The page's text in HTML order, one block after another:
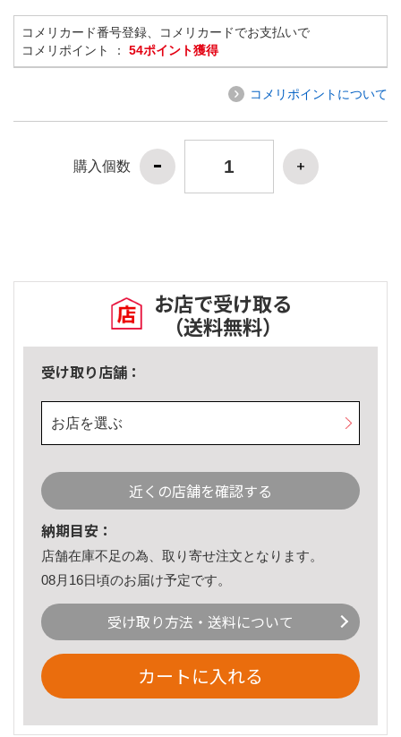
コメリカード番号登録、コメリカードでお支払いで
コメリポイント ： 54ポイント獲得
コメリポイントについて
購入個数
お店で受け取る
（送料無料）
受け取り店舗：
お店を選ぶ
近くの店舗を確認する
納期目安：
店舗在庫不足の為、取り寄せ注文となります。
08月16日頃のお届け予定です。
受け取り方法・送料について
カートに入れる